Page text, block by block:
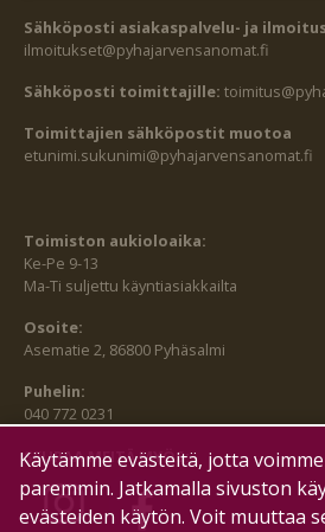
Sähköposti asiakaspalvelu- ja
ilmoitukset@pyhajarvensanomat.fi
Sähköposti toimittajille:
Toimittajien sähköpostit muotoa
etunimi.sukunimi@pyhajarvensanomat.fi
Toimiston aukioloaika:
Ke-Pe 9-13
Ma-Ti suljettu käyntiasiakkailta
Osoite:
Asematie 2, 86800 Pyhäsalmi
Puhelin:
040 772 0231
SEURAA MEITÄ MYÖS:
Käytämme evästeitä, jotta
paremmin. Jatkamalla sivuston
evästeiden käytön. Voit muuttaa